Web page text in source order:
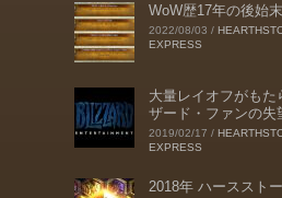
WoW歴17年の後始末
2022/08/03 /
EXPRESS
大量レイオフがもた
ザード・ファンの失
2019/02/17 /
EXPRESS
2018年 ハーススト